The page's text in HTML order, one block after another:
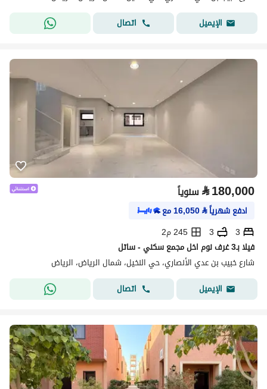
الإيميل
اتصال
⃁180,000 سنوياً
ادفع شهرياً⃁
16,050مع
3
3
245 م2
فيلا بـ3 غرف نوم اخل مجمع سكني - ساتل
شارع خبيب بن عدي الأنصاري، حي النخيل، شمال الرياض، الرياض
الإيميل
اتصال